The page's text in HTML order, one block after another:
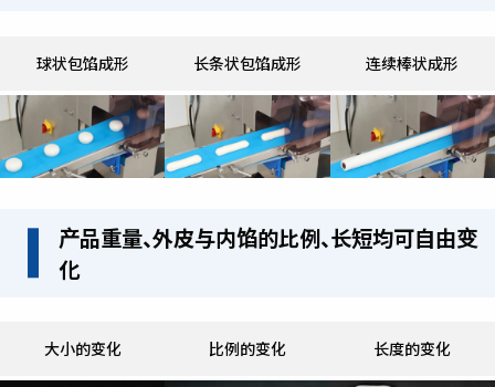
球状包馅成形 长条状包馅成形 连续棒状成形
产品重量、外皮与内馅的比例、长短均可自由变
化
大小的变化 比例的变化 长度的变化